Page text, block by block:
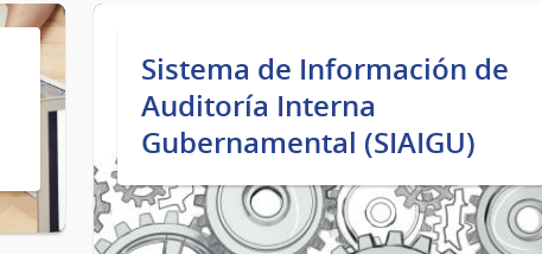
Sistema de Información de
Auditoría Interna
Gubernamental (SIAIGU)